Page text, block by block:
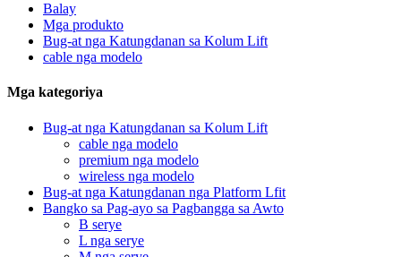
Balay
Mga produkto
Bug-at nga Katungdanan sa Kolum Lift
cable nga modelo
Mga kategoriya
Bug-at nga Katungdanan sa Kolum Lift
cable nga modelo
premium nga modelo
wireless nga modelo
Bug-at nga Katungdanan nga Platform Lfit
Bangko sa Pag-ayo sa Pagbangga sa Awto
B serye
L nga serye